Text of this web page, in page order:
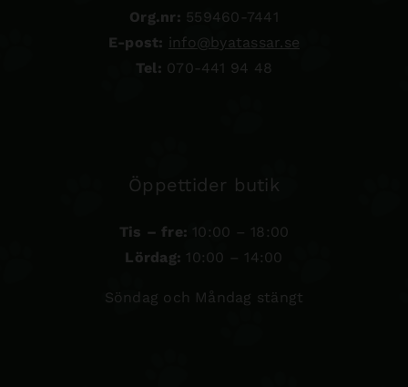
Org.nr: 559460-7441
E-post: info@byatassar.se
Tel: 070-441 94 48
Öppettider butik
Tis – fre: 10:00 – 18:00
Lördag: 10:00 – 14:00
Söndag och Måndag stängt